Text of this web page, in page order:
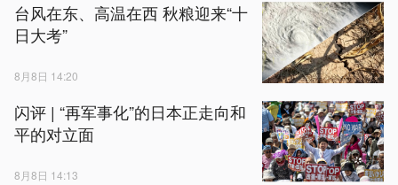
台风在东、高温在西 秋粮迎来“十
日大考”
8月8日 14:20
闪评 | “再军事化”的日本正走向和
平的对立面
8月8日 14:13